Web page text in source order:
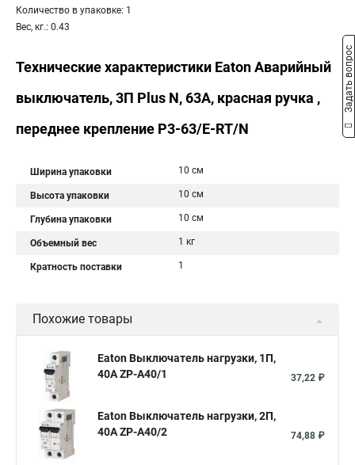
Количество в упаковке: 1
Вес, кг.: 0.43
Технические характеристики Eaton Аварийный
выключатель, 3П Plus N, 63А, красная ручка ,
переднее крепление P3-63/E-RT/N
Ширина упаковки 10 см
Высота упаковки 10 см
Глубина упаковки 10 см
Объемный вес 1 кг
Кратность поставки 1
Похожие товары
Eaton Выключатель нагрузки, 1П,
40А ZP-A40/1
37,22 ₽
Eaton Выключатель нагрузки, 2П,
40А ZP-A40/2
74,88 ₽
Задать вопрос